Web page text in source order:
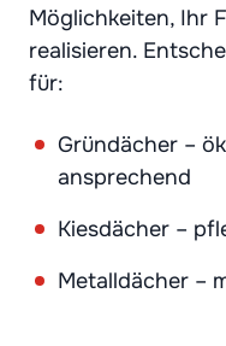
Möglichkeiten, Ihr
realisieren.
für:
Gründächer –
ansprechend
Kiesdächer –
Metalldächer –